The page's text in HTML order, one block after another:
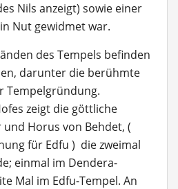
Nils anzeigt) sowie einer
Nut gewidmet war.
des Tempels befinden
darunter die berühmte
Tempelgründung.
zeigt die göttliche
Horus von Behdet, (
für Edfu ) die zweimal
einmal im Dendera-
Mal im Edfu-Tempel. An